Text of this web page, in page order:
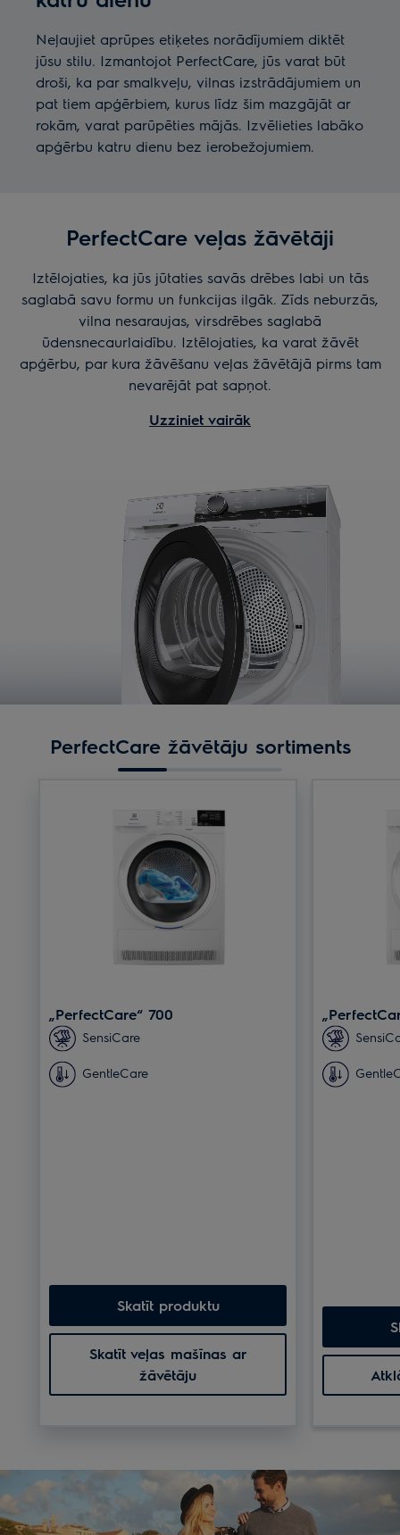
Neļaujiet aprūpes etiķetes norādījumiem diktēt
jūsu stilu. Izmantojot PerfectCare, jūs varat būt
droši, ka par smalkveļu, vilnas izstrādājumiem un
pat tiem apģērbiem, kurus līdz šim mazgājāt ar
rokām, varat parūpēties mājās. Izvēlieties labāko
apģērbu katru dienu bez ierobežojumiem.
PerfectCare veļas žāvētāji
Iztēlojaties, ka jūs jūtaties savās drēbes labi un tās
saglabā savu formu un funkcijas ilgāk. Zīds neburzās,
vilna nesaraujas, virsdrēbes saglabā
ūdensnecaurlaidību. Iztēlojaties, ka varat žāvēt
apģērbu, par kura žāvēšanu veļas žāvētājā pirms tam
nevarējāt pat sapņot.
Uzziniet vairāk
PerfectCare žāvētāju sortiments
„PerfectCare“ 700
SensiCare
GentleCare
Skatīt produktu
Skatīt veļas mašīnas ar
žāvētāju